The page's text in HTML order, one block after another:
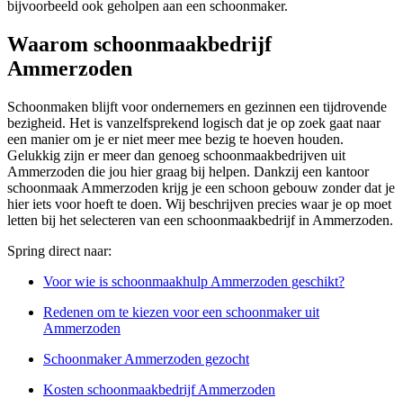
bijvoorbeeld ook geholpen aan een schoonmaker.
Waarom schoonmaakbedrijf
Ammerzoden
Schoonmaken blijft voor ondernemers en gezinnen een tijdrovende
bezigheid. Het is vanzelfsprekend logisch dat je op zoek gaat naar
een manier om je er niet meer mee bezig te hoeven houden.
Gelukkig zijn er meer dan genoeg schoonmaakbedrijven uit
Ammerzoden die jou hier graag bij helpen. Dankzij een kantoor
schoonmaak Ammerzoden krijg je een schoon gebouw zonder dat je
hier iets voor hoeft te doen. Wij beschrijven precies waar je op moet
letten bij het selecteren van een schoonmaakbedrijf in Ammerzoden.
Spring direct naar:
Voor wie is schoonmaakhulp Ammerzoden geschikt?
Redenen om te kiezen voor een schoonmaker uit
Ammerzoden
Schoonmaker Ammerzoden gezocht
Kosten schoonmaakbedrijf Ammerzoden